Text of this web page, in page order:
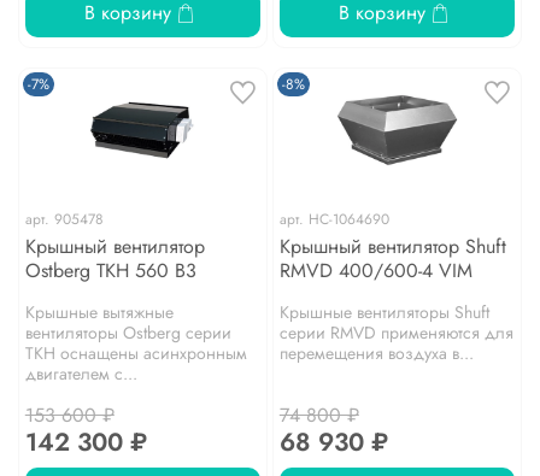
В корзину В корзину
-7%
арт. 905478
Крышный вентилятор
Ostberg TKH 560 B3
Крышные вытяжные
вентиляторы Ostberg серии
TKH оснащены асинхронным
двигателем с...
153 600 ₽
142 300 ₽
-8%
арт. НС-1064690
Крышный вентилятор Shuft
RMVD 400/600-4 VIM
Крышные вентиляторы Shuft
серии RMVD применяются для
перемещения воздуха в...
74 800 ₽
68 930 ₽